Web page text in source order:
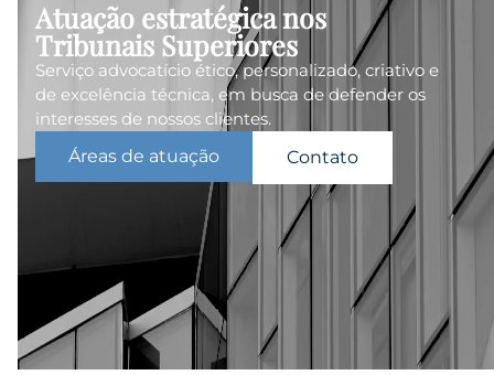
Atuação estratégica nos
Tribunais Superiores
Serviço advocatício ético, personalizado, criativo e
de excelência técnica, em busca de defender os
interesses de nossos clientes.
Áreas de atuação
Contato